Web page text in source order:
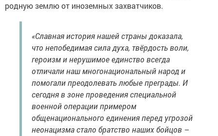
родную землю от иноземных захватчиков.
«Славная история нашей страны доказала,
что непобедимая сила духа, твёрдость воли,
героизм и нерушимое единство всегда
отличали наш многонациональный народ и
помогали преодолевать любые преграды. И
сегодня в зоне проведения специальной
военной операции примером
общенационального единения перед угрозой
неонацизма стало братство наших бойцов –